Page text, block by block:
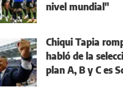
nivel mundial"
Chiqui Tapia
habló de la
plan A, B y C es